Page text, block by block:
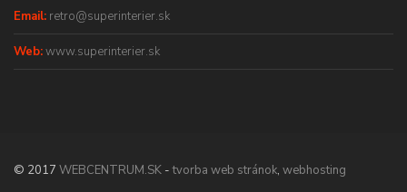
Email: retro@superinterier.sk
Web:www.superinterier.sk
© 2017 WEBCENTRUM.SK -tvorba web stránok, webhosting